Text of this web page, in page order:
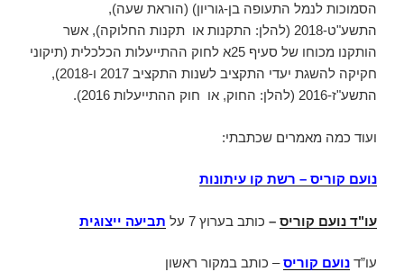
הסמוכות לנמל התעופה בן-גוריון) (הוראת שעה),
התשע"ט-2018 (להלן: התקנות או תקנות החלוקה), אשר
הותקנו מכוחו של סעיף 25א לחוק ההתייעלות הכלכלית (תיקוני
חקיקה להשגת יעדי התקציב לשנות התקציב 2017 ו-2018),
התשע"ז-2016 (להלן: החוק, או חוק ההתייעלות 2016).
ועוד כמה מאמרים שכתבתי:
נועם קוריס – רשת קו עיתונות
עו"ד נועם קוריס – כותב בערוץ 7 על תביעה ייצוגית
עו”ד נועם קוריס– כותב במקור ראשון